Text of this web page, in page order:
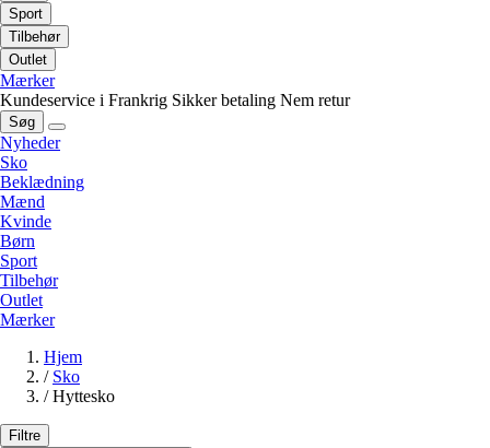
Sport
Tilbehør
Outlet
Mærker
Kundeservice i Frankrig Sikker betaling Nem retur
Søg
Nyheder
Sko
Beklædning
Mænd
Kvinde
Børn
Sport
Tilbehør
Outlet
Mærker
Hjem
/ Sko
/ Hyttesko
Filtre